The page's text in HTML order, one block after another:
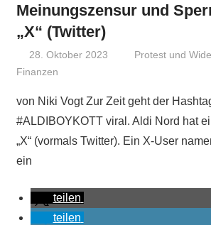
Meinungszensur und
„X“ (Twitter)
28. Oktober 2023 Niki Vogt
Protest und
Finanzen
von Niki Vogt Zur Zeit geht der
#ALDIBOYKOTT viral. Aldi Nord hat
„X“ (vormals Twitter). Ein X-User
ein
teilen
teilen